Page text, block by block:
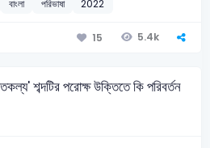
বাংলা পরিভাষা 2022
15 5.4k
শব্দটির পরোক্ষ উক্তিতে কি পরিবর্তন